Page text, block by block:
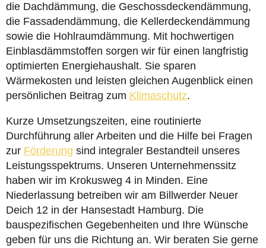
die Dachdämmung, die Geschossdeckendämmung,
die Fassadendämmung, die Kellerdeckendämmung
sowie die Hohlraumdämmung. Mit hochwertigen
Einblasdämmstoffen sorgen wir für einen langfristig
optimierten Energiehaushalt. Sie sparen
Wärmekosten und leisten gleichen Augenblick einen
persönlichen Beitrag zum Klimaschutz.
Kurze Umsetzungszeiten, eine routinierte
Durchführung aller Arbeiten und die Hilfe bei Fragen
zur Förderung sind integraler Bestandteil unseres
Leistungsspektrums. Unseren Unternehmenssitz
haben wir im Krokusweg 4 in Minden. Eine
Niederlassung betreiben wir am Billwerder Neuer
Deich 12 in der Hansestadt Hamburg. Die
bauspezifischen Gegebenheiten und Ihre Wünsche
geben für uns die Richtung an. Wir beraten Sie gerne